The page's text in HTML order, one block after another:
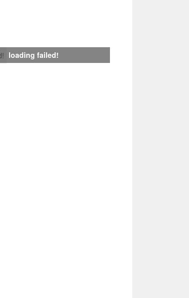
loading failed!